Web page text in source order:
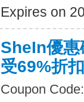
Expires on
SheIn優惠
受69%折扣
Coupon Code: